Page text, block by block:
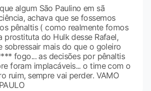
algum São Paulino em sã
achava que se fossemos
pênaltis ( como realmente fomos
prostituta do Hulk desse Rafael,
sobressair mais do que o goleiro
fogo... as decisões por pênaltis
foram implacáveis... o time com o
ruim, sempre vai perder. VAMO